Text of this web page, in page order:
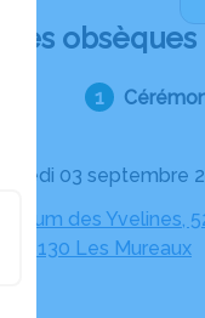
obsèques
03 septembre
des Yvelines,
78130 Les Mureaux